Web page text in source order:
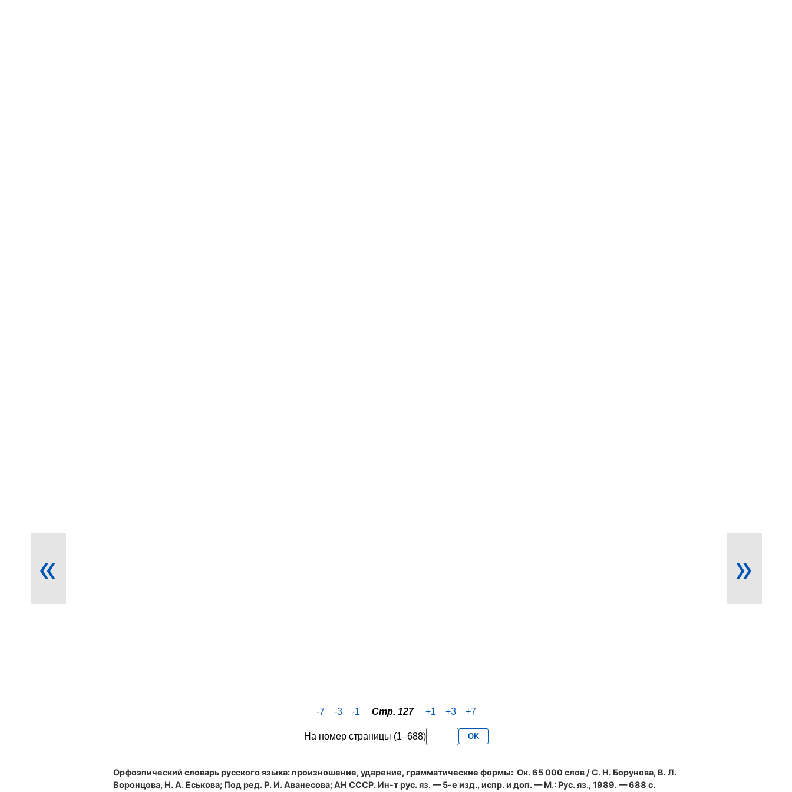
« »
-7 -3 -1 Стр. 127 +1 +3 +7
На номер страницы (1–688) OK
Орфоэпический словарь русского языка: произношение, ударение, грамматические формы: Ок. 65 000 слов / С. Н. Борунова, В. Л.
Воронцова, Н. А. Еськова; Под ред. Р. И. Аванесова; АН СССР. Ин-т рус. яз. — 5-е изд., испр. и доп. — М.: Рус. яз., 1989. — 688 с.